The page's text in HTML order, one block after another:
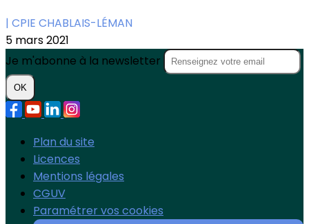
| CPIE CHABLAIS-LÉMAN
5 mars 2021
Je m'abonne à la newsletter
OK
Plan du site
Licences
Mentions légales
CGUV
Paramétrer vos cookies